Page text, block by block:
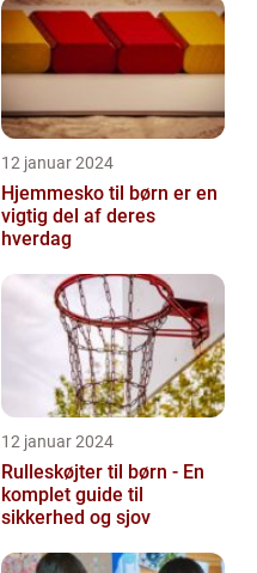
12 januar 2024
Hjemmesko til børn er en
vigtig del af deres
hverdag
12 januar 2024
Rulleskøjter til børn - En
komplet guide til
sikkerhed og sjov